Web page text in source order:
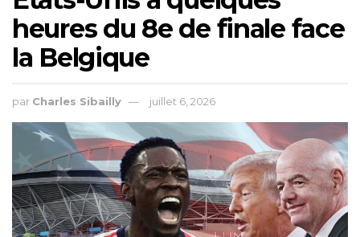
heures du 8e de finale face
la Belgique
par Charles Sibailly juillet 6, 2026